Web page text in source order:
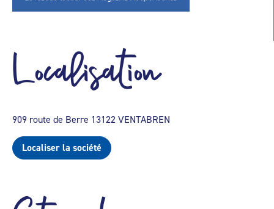
Localisation
909 route de Berre 13122 VENTABREN
Localiser la société